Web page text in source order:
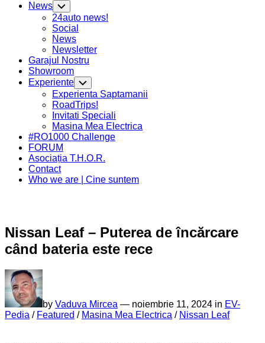
News Toggle
Child
Menu
24auto news!
Social
News
Newsletter
Garajul Nostru
Showroom
Experiente Toggle
Child
Menu
Experienta Saptamanii
RoadTrips!
Invitati Speciali
Current
Page
Parent
Masina Mea Electrica
#RO1000 Challenge
FORUM
Asociația T.H.O.R.
Contact
Who we are | Cine suntem
Nissan Leaf – Puterea de încărcare
când bateria este rece
by Vaduva Mircea — noiembrie 11, 2024 in EV-
Pedia / Featured / Masina Mea Electrica / Nissan Leaf